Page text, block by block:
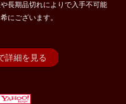
長期品切れによりで入手不可能
にございます。
詳細を見る